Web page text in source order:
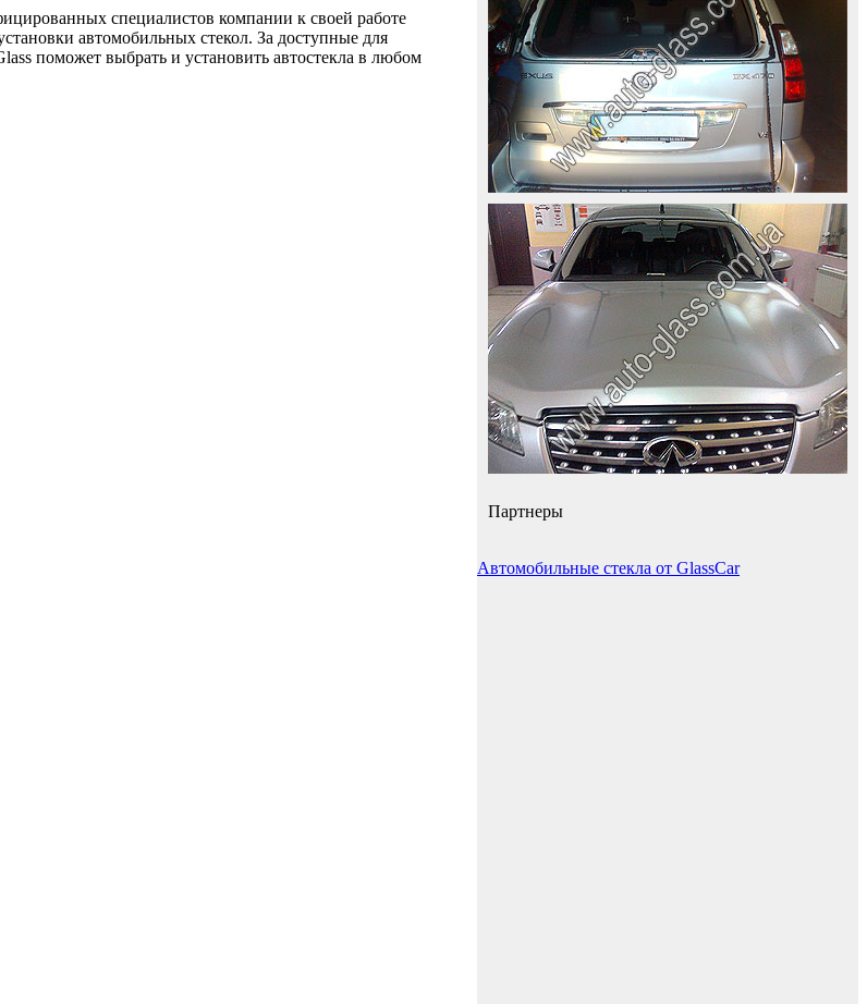
специалистов компании к своей работе
автомобильных стекол. За доступные для
поможет выбрать и установить автостекла в любом
Партнеры
Автомобильные стекла от GlassCar